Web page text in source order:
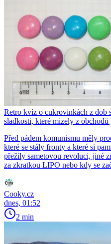
Retro kvíz o cukrovinkách z dob
sladkosti, které mizely z
Před pádem komunismu měly
které se stály fronty a které si
přežily sametovou revoluci, jiné
za zkratkou LIPO nebo kdy se
Cooky.cz
dnes, 01:52
2 min